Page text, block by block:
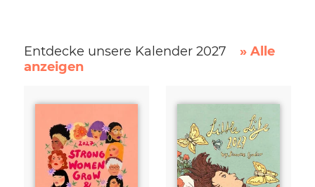
Entdecke unsere Kalender 2027
» Alle
anzeigen